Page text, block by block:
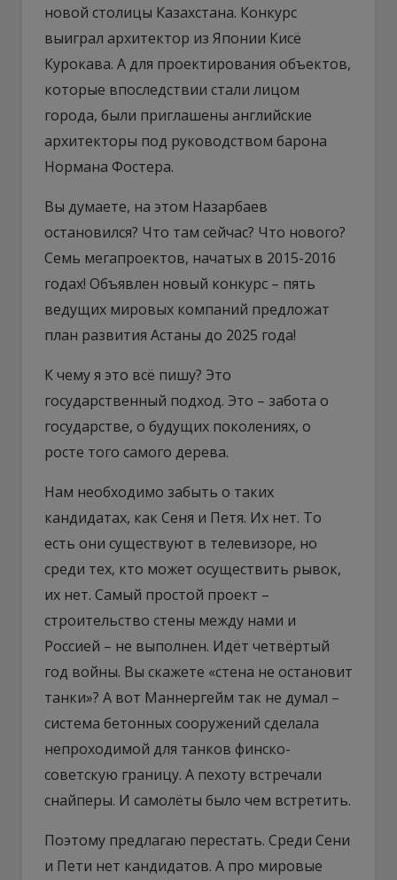
новой столицы Казахстана. Конкурс
выиграл архитектор из Японии Кисё
Курокава. А для проектирования объектов,
которые впоследствии стали лицом
города, были приглашены английские
архитекторы под руководством барона
Нормана Фостера.
Вы думаете, на этом Назарбаев
остановился? Что там сейчас? Что нового?
Семь мегапроектов, начатых в 2015-2016
годах! Объявлен новый конкурс – пять
ведущих мировых компаний предложат
план развития Астаны до 2025 года!
К чему я это всё пишу? Это
государственный подход. Это – забота о
государстве, о будущих поколениях, о
росте того самого дерева.
Нам необходимо забыть о таких
кандидатах, как Сеня и Петя. Их нет. То
есть они существуют в телевизоре, но
среди тех, кто может осуществить рывок,
их нет. Самый простой проект –
строительство стены между нами и
Россией – не выполнен. Идёт четвёртый
год войны. Вы скажете «стена не остановит
танки»? А вот Маннергейм так не думал –
система бетонных сооружений сделала
непроходимой для танков финско-
советскую границу. А пехоту встречали
снайперы. И самолёты было чем встретить.
Поэтому предлагаю перестать. Среди Сени
и Пети нет кандидатов. А про мировые